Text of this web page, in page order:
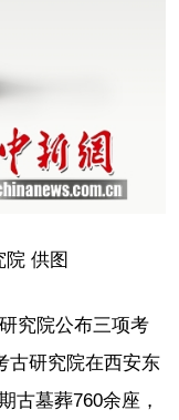
供图
究院公布三项考
古研究院在西安东
古墓葬760余座，